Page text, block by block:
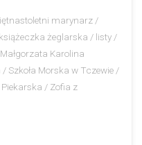
marynarz/
książeczka żeglarska / listy /
Małgorzata Karolina
/ Szkoła Morska w Tczewie /
/ Zofia z